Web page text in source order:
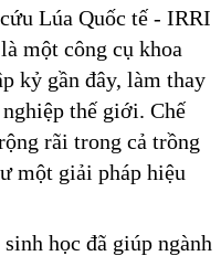
Lúa Quốc tế - IRRI
một công cụ khoa
kỷ gần đây, làm thay
thế giới. Chế
rãi trong cả trồng
một giải pháp hiệu
học đã giúp ngành